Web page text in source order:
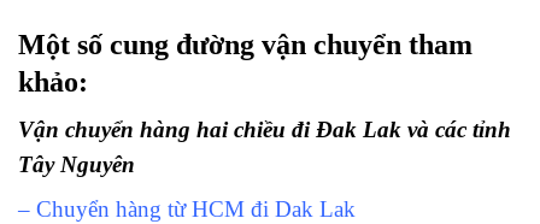
Một số cung đường vận chuyển tham
khảo:
Vận chuyển hàng hai chiều đi Đak Lak và các tỉnh
Tây Nguyên
– Chuyển hàng từ HCM đi Dak Lak